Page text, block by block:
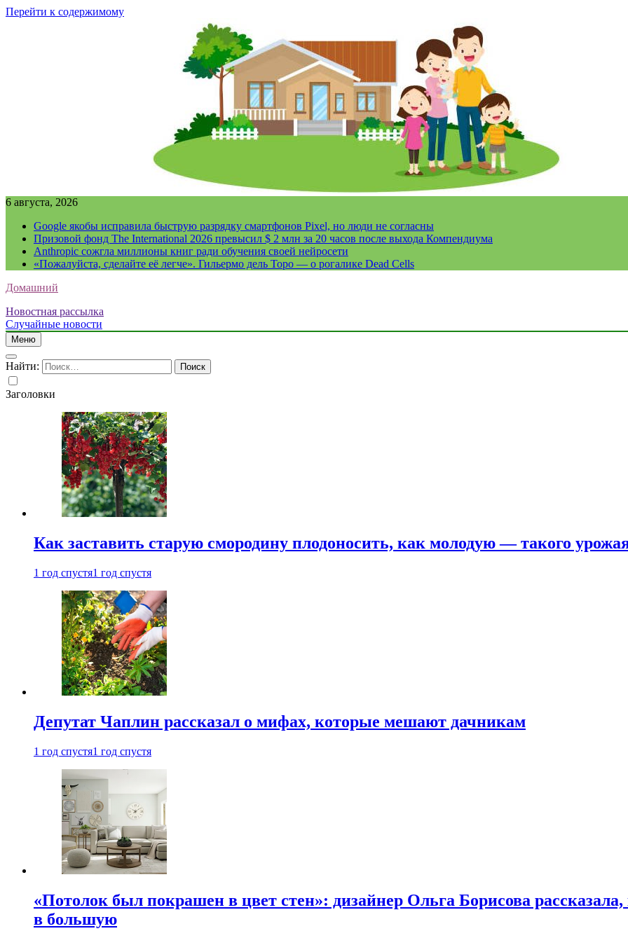
Перейти к содержимому
6 августа, 2026
Google якобы исправила быструю разрядку смартфонов Pixel, но люди не согласны
Призовой фонд The International 2026 превысил $ 2 млн за 20 часов после выхода Компендиума
Anthropic сожгла миллионы книг ради обучения своей нейросети
«Пожалуйста, сделайте её легче». Гильермо дель Торо — о рогалике Dead Cells
Домашний
Новостная рассылка
Случайные новости
Меню
Найти:
Заголовки
Как заставить старую смородину плодоносить, как молодую — такого
1 год спустя1 год спустя
Депутат Чаплин рассказал о мифах, которые мешают дачникам
1 год спустя1 год спустя
«Потолок был покрашен в цвет стен»: дизайнер Ольга Борисова
в большую